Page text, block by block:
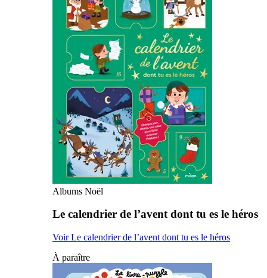
Albums Noël
Le calendrier de l’avent dont tu es le héros
Voir Le calendrier de l’avent dont tu es le héros
À paraître